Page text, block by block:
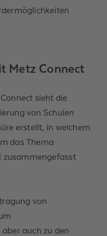
Metz Connect
sieht die
von Schulen
erstellt, in welchem
das Thema
zusammengefasst
von
auch zu den